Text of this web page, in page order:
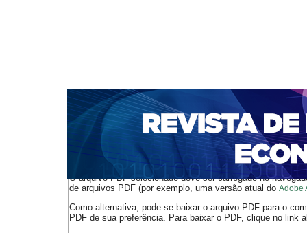
CAPA SOBRE ACESSO CADASTRO
NOTÍCIAS
PORTAL DE REVISTAS DA UNIFACS
BASES DE DADOS E INDEXADORES
Capa Ano XXII - V. 1 - N. 45 - Abril de 2020> Gelatti
O arquivo PDF selecionado deve ser carregado no
de arquivos PDF (por exemplo, uma versão atual do Adobe
Como alternativa, pode-se baixar o arquivo PDF para o
PDF de sua preferência. Para baixar o PDF, clique no link